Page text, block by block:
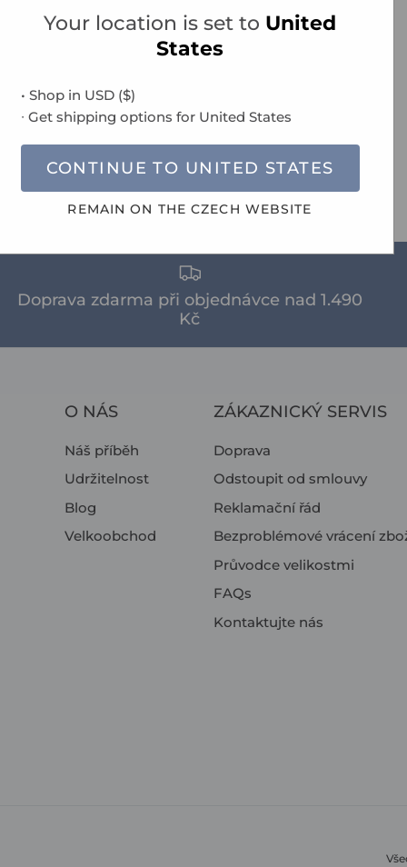
Your location is set to United
States
• Shop in USD($)
∙ Get shipping options for United States
CONTINUE TO UNITED STATES
REMAIN ON THECZECH WEBSITE
Doprava zdarma při objednávce nad 1.490
Kč
O NÁS
Náš příběh
Udržitelnost
Blog
Velkoobchod
ZÁKAZNICKÝ SERVIS
Doprava
Odstoupit od smlouvy
Reklamační řád
Bezproblémové vrácení
Průvodce velikostmi
FAQs
Kontaktujte nás